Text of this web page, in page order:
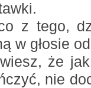
z tego,
w głosie
że
nie